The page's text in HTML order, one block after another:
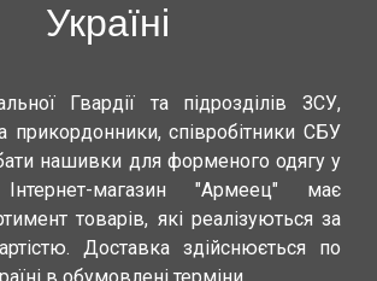
Україні
Гвардії та підрозділів ЗСУ,
прикордонники, співробітники СБУ
нашивки для форменого одягу у
Інтернет-магазин "Армеец" має
товарів, які реалізуються за
Доставка здійснюється по